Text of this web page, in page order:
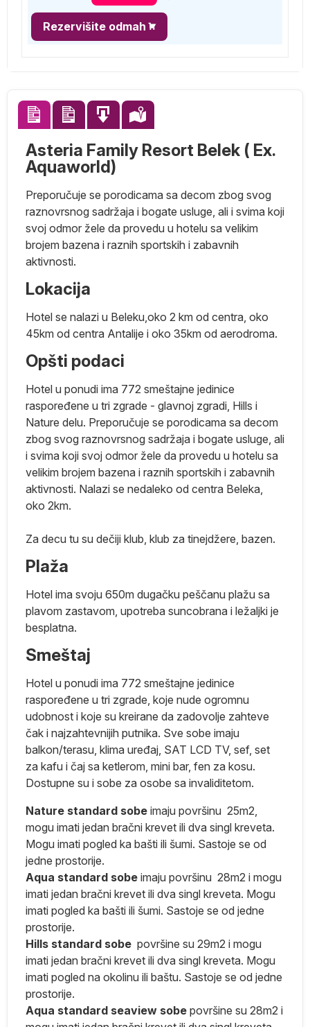
Rezervišite odmah
Asteria Family Resort Belek ( Ex.
Aquaworld)
Preporučuje se porodicama sa decom zbog svog
raznovrsnog sadržaja i bogate usluge, ali i svima koji
svoj odmor žele da provedu u hotelu sa velikim
brojem bazena i raznih sportskih i zabavnih
aktivnosti.
Lokacija
Hotel se nalazi u Beleku,oko 2 km od centra, oko
45km od centra Antalije i oko 35km od aerodroma.
Opšti podaci
Hotel u ponudi ima 772 smeštajne jedinice
raspoređene u tri zgrade - glavnoj zgradi, Hills i
Nature delu. Preporučuje se porodicama sa decom
zbog svog raznovrsnog sadržaja i bogate usluge, ali
i svima koji svoj odmor žele da provedu u hotelu sa
velikim brojem bazena i raznih sportskih i zabavnih
aktivnosti. Nalazi se nedaleko od centra Beleka,
oko 2km.
Za decu tu su dečiji klub, klub za tinejdžere, bazen.
Plaža
Hotel ima svoju 650m dugačku peščanu plažu sa
plavom zastavom, upotreba suncobrana i ležaljki je
besplatna.
Smeštaj
Hotel u ponudi ima 772 smeštajne jedinice
raspoređene u tri zgrade, koje nude ogromnu
udobnost i koje su kreirane da zadovolje zahteve
čak i najzahtevnijih putnika. Sve sobe imaju
balkon/terasu, klima uređaj, SAT LCD TV, sef, set
za kafu i čaj sa ketlerom, mini bar, fen za kosu.
Dostupne su i sobe za osobe sa invaliditetom.
Nature standard sobe imaju površinu 25m2,
mogu imati jedan bračni krevet ili dva singl kreveta.
Mogu imati pogled ka bašti ili šumi. Sastoje se od
jedne prostorije.
Aqua standard sobe imaju površinu 28m2 i mogu
imati jedan bračni krevet ili dva singl kreveta. Mogu
imati pogled ka bašti ili šumi. Sastoje se od jedne
prostorije.
Hills standard sobe površine su 29m2 i mogu
imati jedan bračni krevet ili dva singl kreveta. Mogu
imati pogled na okolinu ili baštu. Sastoje se od jedne
prostorije.
Aqua standard seaview sobe površine su 28m2 i